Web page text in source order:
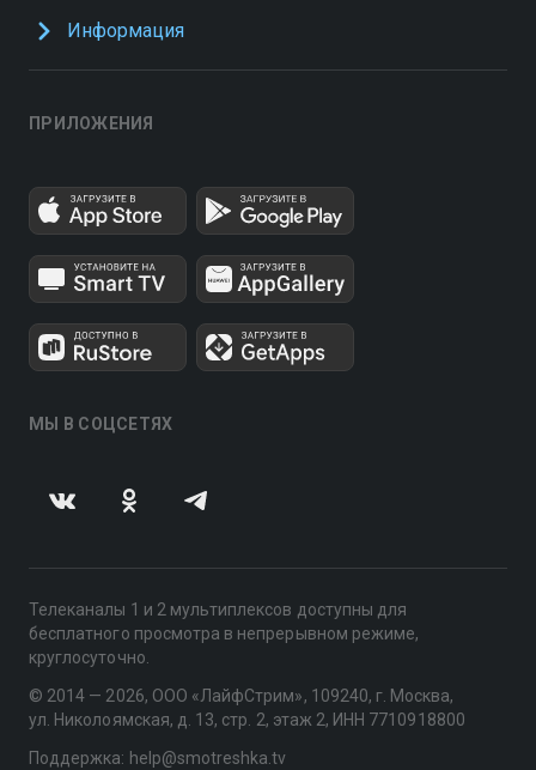
Информация
ПРИЛОЖЕНИЯ
МЫ В СОЦСЕТЯХ
Телеканалы 1 и 2 мультиплексов доступны для
бесплатного просмотра в непрерывном режиме,
круглосуточно.
© 2014 — 2026, ООО «ЛайфСтрим», 109240, г. Москва,
ул. Николоямская, д. 13, стр. 2, этаж 2, ИНН 7710918800
Поддержка: help@smotreshka.tv